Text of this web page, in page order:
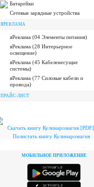
Батарейки
Сетевые зарядные устройства
ЯРЕКЛАМА
яРеклама (04 Элементы питания)
яРеклама (28 Интерьерное
освещение)
яРеклама (45 Кабеленесущие
системы)
яРеклама (77 Силовые кабели и
провода)
ПРАЙС-ЛИСТ
Скачать книгу Кулинаромагия [PDF]
Полистать книгу Кулинаромагия
МОБИЛЬНОЕ ПРИЛОЖЕНИЕ